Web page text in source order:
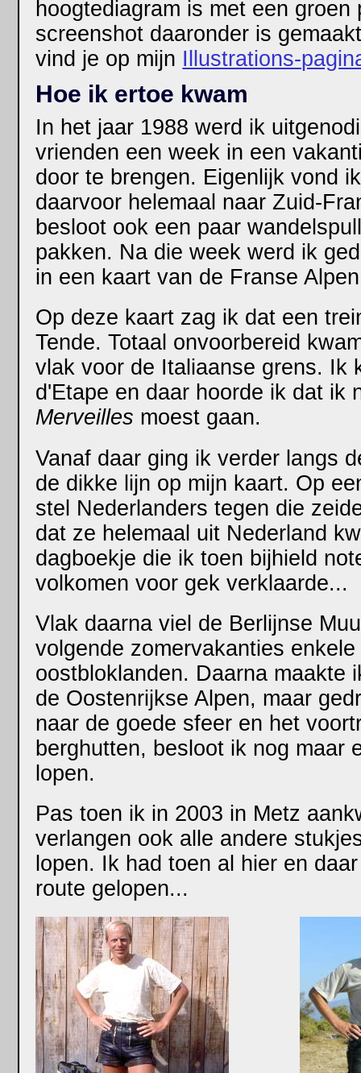
hoogtediagram is met een
screenshot daaronder is
vind je op mijn Illustrations-
Hoe ik ertoe kwam
In het jaar 1988 werd ik
vrienden een week in een
door te brengen. Eigenlijk vond
daarvoor helemaal naar Zuid-
besloot ook een paar
pakken. Na die week werd ik
in een kaart van de Franse
Op deze kaart zag ik dat een
Tende. Totaal onvoorbereid
vlak voor de Italiaanse grens. Ik
d'Etape en daar hoorde ik dat ik
Merveilles moest gaan.
Vanaf daar ging ik verder langs
de dikke lijn op mijn kaart. Op
stel Nederlanders tegen die
dat ze helemaal uit Nederland
dagboekje die ik toen bijhield
volkomen voor gek verklaarde...
Vlak daarna viel de Berlijnse
volgende zomervakanties
oostbloklanden. Daarna maakte
de Oostenrijkse Alpen, maar
naar de goede sfeer en het
berghutten, besloot ik nog maar
lopen.
Pas toen ik in 2003 in Metz
verlangen ook alle andere
lopen. Ik had toen al hier en
route gelopen...